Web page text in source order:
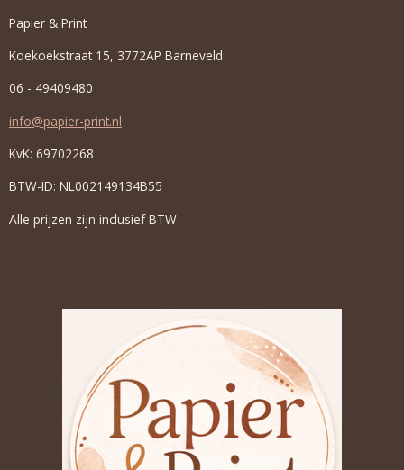
Papier & Print
Koekoekstraat 15, 3772AP Barneveld
06 - 49409480
info@papier-print.nl
KvK: 69702268
BTW-ID: NL002149134B55
Alle prijzen zijn inclusief BTW